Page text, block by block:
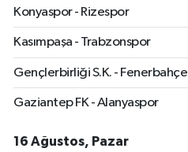
Konyaspor - Rizespor
Kasımpaşa - Trabzonspor
Gençlerbirliği S.K. - Fenerbahçe
Gaziantep FK - Alanyaspor
16 Ağustos, Pazar